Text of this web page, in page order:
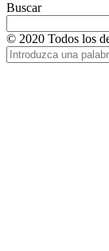
Buscar
© 2020 Todos los